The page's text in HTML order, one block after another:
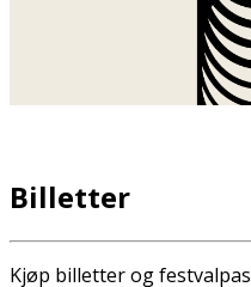
Billetter
Kjøp billetter og